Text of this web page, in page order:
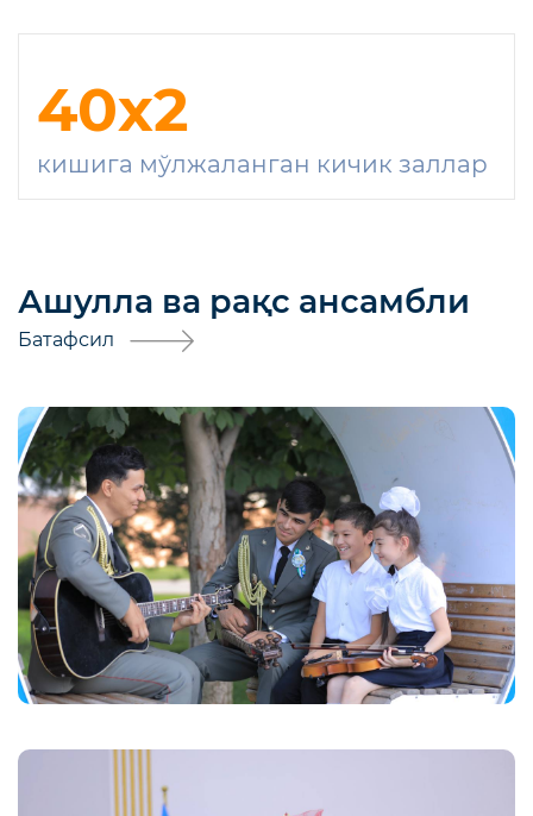
40x2
кишига мўлжаланган кичик заллар
Ашулла ва рақс ансамбли
Батафсил